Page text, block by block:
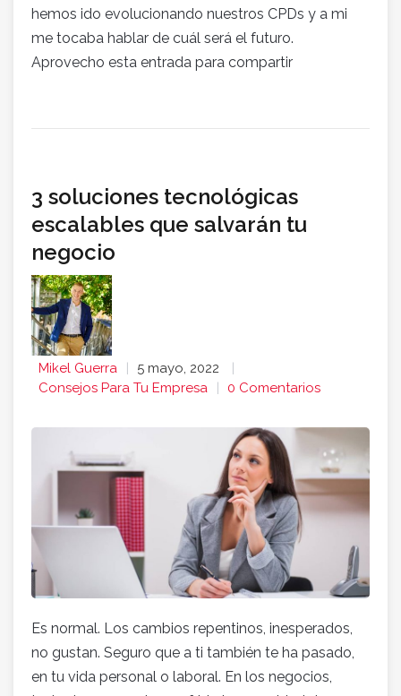
hemos ido evolucionando nuestros CPDs y a mi
me tocaba hablar de cuál será el futuro.
Aprovecho esta entrada para compartir
3 soluciones tecnológicas
escalables que salvarán tu
negocio
Mikel Guerra
5 mayo, 2022
Consejos Para Tu Empresa
0 Comentarios
Es normal. Los cambios repentinos, inesperados,
no gustan. Seguro que a ti también te ha pasado,
en tu vida personal o laboral. En los negocios,